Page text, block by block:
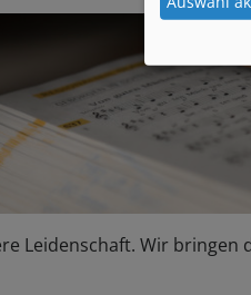
Leidenschaft. Wir bringen